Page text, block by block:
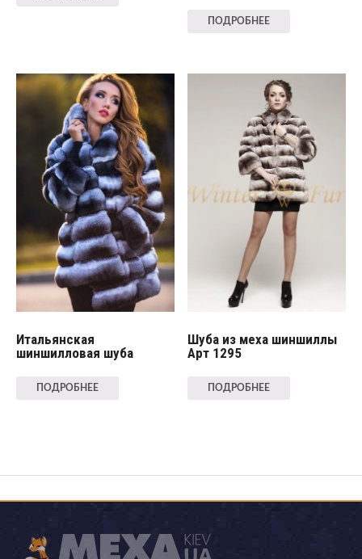
ПОДРОБНЕЕ
Итальянская
шиншилловая шуба
ПОДРОБНЕЕ
Шуба из меха шиншиллы
Арт 1295
ПОДРОБНЕЕ